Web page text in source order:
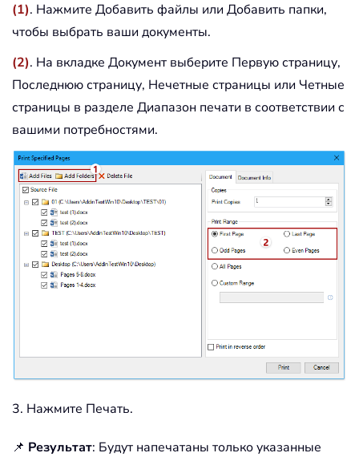
(1). Нажмите Добавить файлы или Добавить папки,
чтобы выбрать ваши документы.
(2). На вкладке Документ выберите Первую страницу,
Последнюю страницу, Нечетные страницы или Четные
страницы в разделе Диапазон печати в соответствии с
вашими потребностями.
3. Нажмите Печать.
📌 Результат: Будут напечатаны только указанные